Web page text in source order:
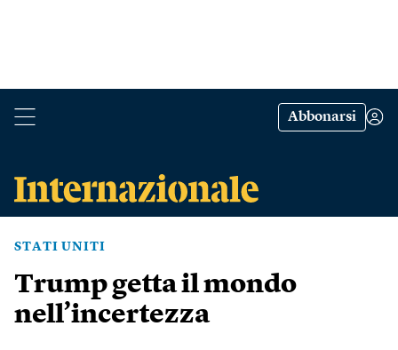
Abbonarsi
STATI UNITI
Trump getta il mondo
nell’incertezza